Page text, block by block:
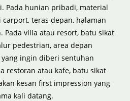
Pada hunian pribadi, material
teras depan, halaman
Pada villa atau resort, batu sikat
pedestrian, area depan
ingin diberi sentuhan
restoran atau kafe, batu sikat
kesan first impression yang
kali datang.